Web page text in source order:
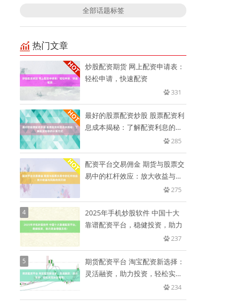
全部话题标签
热门文章
炒股配资期货 网上配资申请表：
轻松申请，快速配资
331
最好的股票配资炒股 股票配资利
息成本揭秘：了解配资利息的计
285
配资平台交易佣金 期货与股票交
易中的杠杆效应：放大收益与风
275
4
2025年手机炒股软件 中国十大
靠谱配资平台，稳健投资，助力
237
5
期货配资平台 淘宝配资新选择：
灵活融资，助力投资，轻松实现
234